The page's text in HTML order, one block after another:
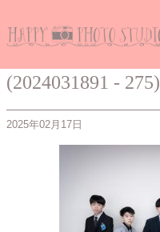
(2024031891 - 275)
2025年02月17日